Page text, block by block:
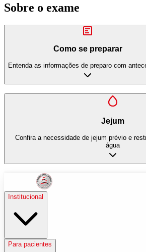
Sobre o exame
Como se preparar
Entenda as informações de preparo com
Jejum
Confira a necessidade de jejum prévio e
água
Institucional
Para pacientes